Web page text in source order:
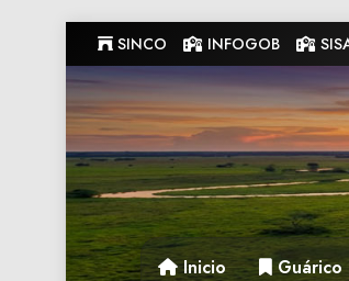
to
content
SINCO INFOGOB
Gobernacion
Gobernacion de Guarico
Inicio Guárico